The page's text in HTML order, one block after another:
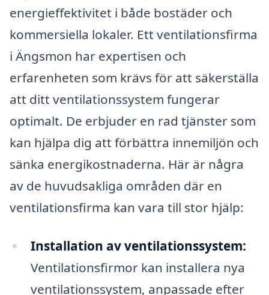
energieffektivitet i både bostäder och
kommersiella lokaler. Ett ventilationsfirma
i Ängsmon har expertisen och
erfarenheten som krävs för att säkerställa
att ditt ventilationssystem fungerar
optimalt. De erbjuder en rad tjänster som
kan hjälpa dig att förbättra innemiljön och
sänka energikostnaderna. Här är några
av de huvudsakliga områden där en
ventilationsfirma kan vara till stor hjälp:
Installation av ventilationssystem:
Ventilationsfirmor kan installera nya
ventilationssystem, anpassade efter